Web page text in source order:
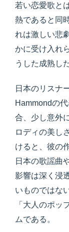
若い恋愛歌と
熱であると同
れは激しい悲
かに受け入れ
うした成熟し
日本のリスナ
Hammondの
合、少し意外
ロディの美し
けると、彼の
日本の歌謡曲
影響は深く浸
いものではな
「大人のポッ
ムである。